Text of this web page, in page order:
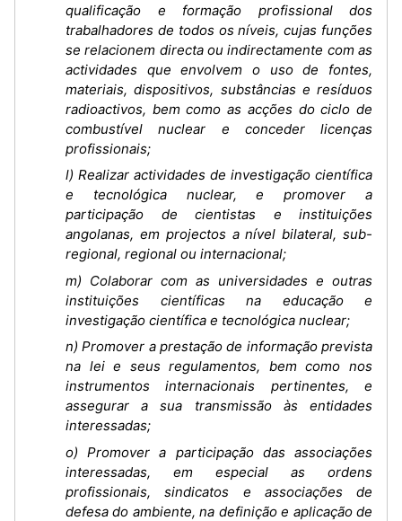
qualificação e formação profissional dos
trabalhadores de todos os níveis, cujas funções
se relacionem directa ou indirectamente com as
actividades que envolvem o uso de fontes,
materiais, dispositivos, substâncias e resíduos
radioactivos, bem como as acções do ciclo de
combustível nuclear e conceder licenças
profissionais;
l) Realizar actividades de investigação científica
e tecnológica nuclear, e promover a
participação de cientistas e instituições
angolanas, em projectos a nível bilateral, sub-
regional, regional ou internacional;
m) Colaborar com as universidades e outras
instituições científicas na educação e
investigação científica e tecnológica nuclear;
n) Promover a prestação de informação prevista
na lei e seus regulamentos, bem como nos
instrumentos internacionais pertinentes, e
assegurar a sua transmissão às entidades
interessadas;
o) Promover a participação das associações
interessadas, em especial as ordens
profissionais, sindicatos e associações de
defesa do ambiente, na definição e aplicação de